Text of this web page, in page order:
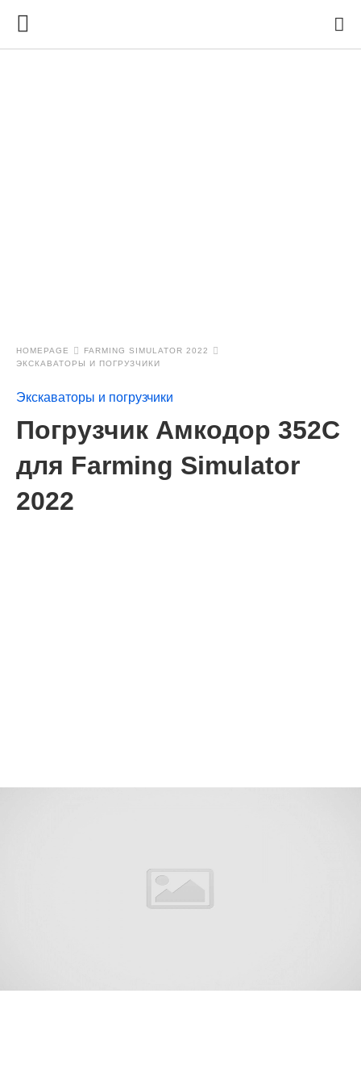
HOMEPAGE
FARMING SIMULATOR 2022
ЭКСКАВАТОРЫ И ПОГРУЗЧИКИ
Экскаваторы и погрузчики
Погрузчик Амкодор 352С
для Farming Simulator
2022